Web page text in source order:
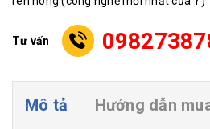
Tư vấn
Mô tả Hướng dẫn